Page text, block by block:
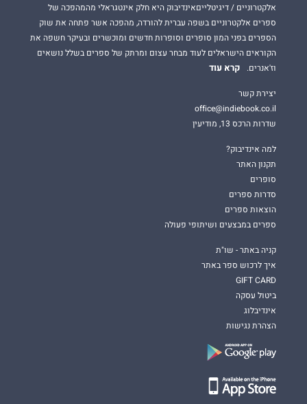
אלקטרוניים / דיגיטלייםאינדיבוק היא חלק אינטגראלי מהמהפכה של
ספרים אלקטרוניים בשפה עברית להורדה, מהפכה אשר פתחה את שוק
הספרים בפני המון סופרים וסופרות חדשים ומוכשרים ובעיקר חשפה את
הקוראים הישראלים לעוד מבחר עצום ומרתק של ספרים בשלל נושאים
וז'אנרים.
קרא עוד
יצירת קשר
office@indiebook.co.il
שדרות הרכס 13, מודיעין
למה אינדיבוק?
תקנון האתר
סופרים
סדרות ספרים
הוצאות ספרים
ספרים במבצעים ושיתופי פעולה
קניה באתר - שו"ת
איך לרכוש ספר באתר
GIFT CARD
ביטול עסקה
אינדיבלוג
הצהרת נגישות